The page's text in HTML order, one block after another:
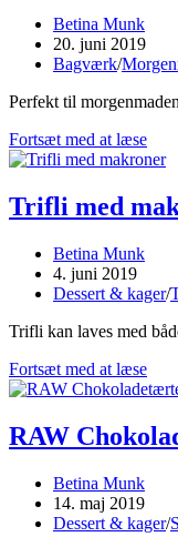
Post
author:
Betina Munk
Post
published:
20. juni 2019
Post
Bagværk/
Perfekt til
Fortsæt med at læse
Trifli med
Post
author:
Betina Munk
Post
published:
4. juni 2019
Post
Dessert & kager/
Trifli kan laves med
Fortsæt med at læseTrifli
med
RAW
Post
author:
Betina Munk
Post
published:
14. maj 2019
Post
Dessert & kager/